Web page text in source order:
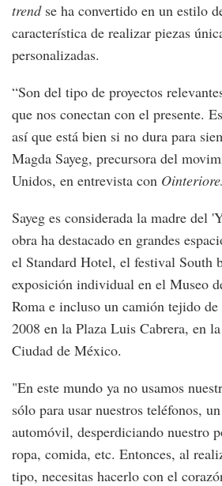
trendse ha convertido en un estilo
característica de realizar piezas
personalizadas.
“Son del tipo de proyectos
que nos conectan con el presente.
así que está bien si no dura para
Magda Sayeg, precursora del
Unidos, en entrevista con
Sayeg es considerada la madre del
obra ha destacado en grandes
el Standard Hotel, el festival South
exposición individual en el Museo
Roma e incluso un camión tejido
2008 en la Plaza Luis Cabrera, en
Ciudad de México.
"En este mundo ya no usamos
sólo para usar nuestros teléfonos,
automóvil, desperdiciando nuestro
ropa, comida, etc. Entonces, al
tipo, necesitas hacerlo con el